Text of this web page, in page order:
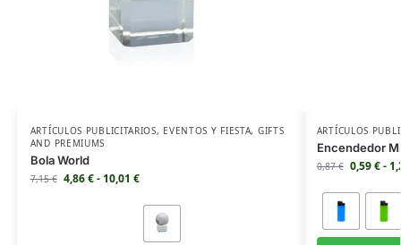
ARTÍCULOS PUBLICITARIOS, EVENTOS Y FIESTA, GIFTS
AND PREMIUMS
Bola World
7,15€ 4,86€- 10,01 €
ARTÍCULOS
Encendedor
0,87€ 0,59€-